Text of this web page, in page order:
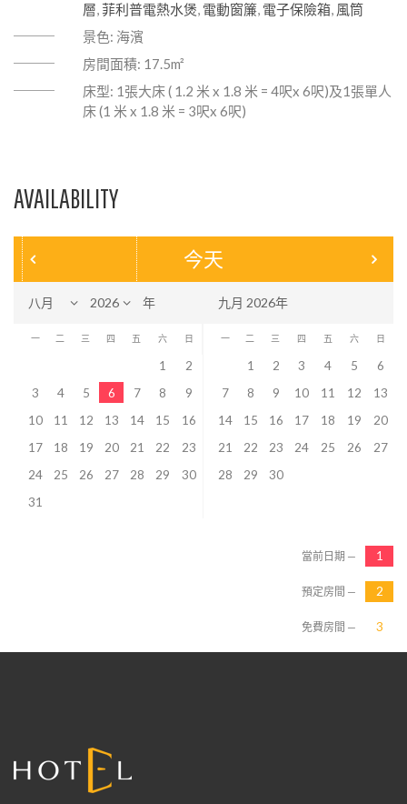
層, 菲利普電熱水煲, 電動窗簾, 電子保險箱, 風筒
景色: 海濱
房間面積: 17.5m²
床型: 1張大床 ( 1.2 米 x 1.8 米 = 4呎x 6呎)及1張單人
床 (1 米 x 1.8 米 = 3呎x 6呎)
AVAILABILITY
今天
年
一 二 三 四 五 六 日
1
2
3
4 5 6 7 8
9
10
11 12 13 14 15
16
17
18 19 20 21 22
23
24
25 26 27 28 29
30
31
九月 2026年
一 二 三 四 五 六 日
1 2 3 4 5
6
7
8 9 10 11 12
13
14
15 16 17 18 19
20
21
22 23 24 25 26
27
28
29 30
當前日期 —
預定房間 —
免費房間 —